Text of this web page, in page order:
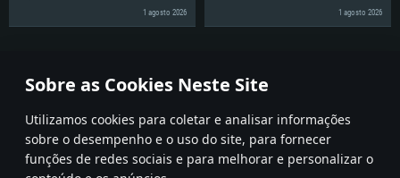
Sobre as Cookies Neste Site
Utilizamos cookies para coletar e analisar informações
sobre o desempenho e o uso do site, para fornecer
funções de redes sociais e para melhorar e personalizar o
1 agosto 2026
1 agosto 2026